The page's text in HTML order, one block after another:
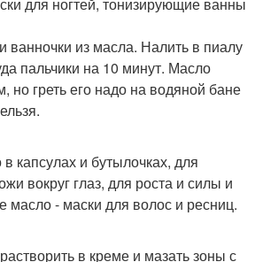
ванночки из масла. Налить в пиалу
пальчики на 10 минут. Масло
но греть его надо на водяной бане
капсулах и бутылочках, для
вокруг глаз, для роста и силы и
масло - маски для волос и ресниц.
в креме и мазать зоны с